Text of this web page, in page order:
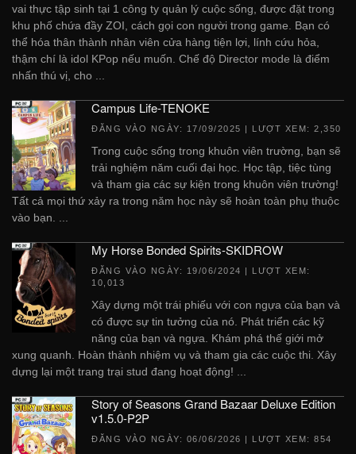
vai thực tập sinh tại 1 công ty quản lý cuộc sống, được đặt trong
khu phố chứa đầy ZOI, cách gọi con người trong game. Bạn có
thể hóa thân thành nhân viên cửa hàng tiện lợi, lính cứu hỏa,
thậm chí là idol KPop nếu muốn. Chế độ Director mode là điểm
nhấn thú vị, cho ...
Campus Life-TENOKE
ĐĂNG VÀO NGÀY: 17/09/2025 | LƯỢT XEM: 2,350
Trong cuộc sống trong khuôn viên trường, bạn sẽ
trải nghiệm năm cuối đại học. Học tập, tiệc tùng
và tham gia các sự kiện trong khuôn viên trường!
Tất cả mọi thứ xảy ra trong năm học này sẽ hoàn toàn phụ thuộc
vào bạn. ...
My Horse Bonded Spirits-SKIDROW
ĐĂNG VÀO NGÀY: 19/06/2024
| LƯỢT XEM:
10,013
Xây dựng một trái phiếu với con ngựa của bạn và
có được sự tin tưởng của nó. Phát triển các kỹ
năng của bạn và ngựa. Khám phá thế giới mở
xung quanh. Hoàn thành nhiệm vụ và tham gia các cuộc thi. Xây
dựng lại một trang trại stud đang hoạt động! ...
Story of Seasons Grand Bazaar Deluxe Edition
v1.5.0-P2P
ĐĂNG VÀO NGÀY: 06/06/2026 | LƯỢT XEM: 854